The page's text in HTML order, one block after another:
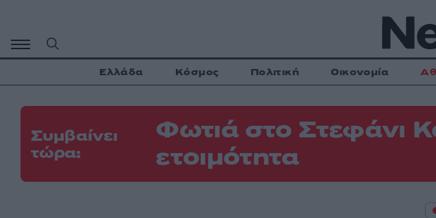
περιεχόμενο
Ελλάδα Κόσμος Πολιτική Οικονομία
Συμβαίνει
τώρα:
Φωτιά στο Στεφάνι
ετοιμότητα